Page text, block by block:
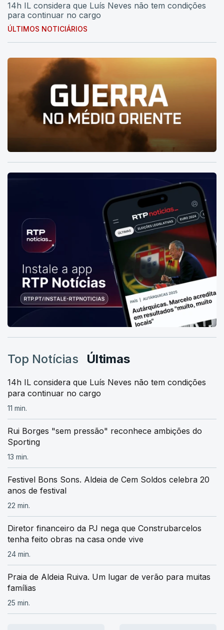
14h IL considera que Luís Neves não tem condições
para continuar no cargo
ÚLTIMOS NOTICIÁRIOS
Top Notícias Últimas
14h IL considera que Luís Neves não tem condições
para continuar no cargo
11 min.
Rui Borges "sem pressão" reconhece ambições do
Sporting
13 min.
Festivel Bons Sons. Aldeia de Cem Soldos celebra 20
anos de festival
22 min.
Diretor financeiro da PJ nega que Construbarcelos
tenha feito obras na casa onde vive
24 min.
Praia de Aldeia Ruiva. Um lugar de verão para muitas
famílias
25 min.